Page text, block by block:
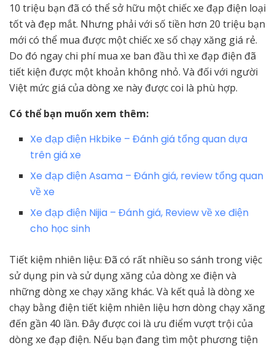
10 triệu bạn đã có thể sở hữu một chiếc xe đạp điện loại
tốt và đẹp mắt. Nhưng phải với số tiền hơn 20 triệu bạn
mới có thể mua được một chiếc xe số chạy xăng giá rẻ.
Do đó ngay chi phí mua xe ban đầu thì xe đạp điện đã
tiết kiện được một khoản không nhỏ. Và đối với người
Việt mức giá của dòng xe này được coi là phù hợp.
Có thể bạn muốn xem thêm:
Xe đạp điện Hkbike – Đánh giá tổng quan dựa
trên giá xe
Xe đạp điện Asama – Đánh giá, review tổng quan
về xe
Xe đạp điện Nijia – Đánh giá, Review về xe điện
cho học sinh
Tiết kiệm nhiên liệu: Đã có rất nhiều so sánh trong việc
sử dụng pin và sử dụng xăng của dòng xe điện và
những dòng xe chạy xăng khác. Và kết quả là dòng xe
chạy bằng điện tiết kiệm nhiên liệu hơn dòng chạy xăng
đến gần 40 lần. Đây được coi là ưu điểm vượt trội của
dòng xe đạp điện. Nếu bạn đang tìm một phương tiện